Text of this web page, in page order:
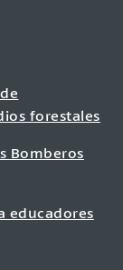
forestales
Bomberos
educadores